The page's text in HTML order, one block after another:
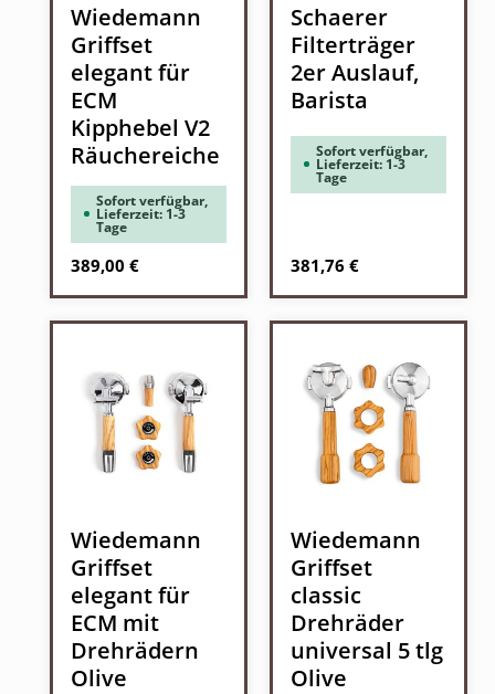
Wiedemann
Griffset
elegant für
ECM
Kipphebel V2
Räuchereiche
Sofort verfügbar,
Lieferzeit: 1-3
Tage
Regulärer Preis:
389,00 €
Schaerer
Filterträger
2er Auslauf,
Barista
Sofort verfügbar,
Lieferzeit: 1-3
Tage
Regulärer Preis:
381,76 €
Wiedemann
Griffset
elegant für
ECM mit
Drehrädern
Olive
Wiedemann
Griffset
classic
Drehräder
universal 5 tlg
Olive